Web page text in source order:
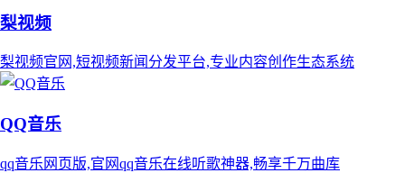
梨视频
梨视频官网,短视频新闻分发平台,专业内容创作生态系统
QQ音乐
qq音乐网页版,官网qq音乐在线听歌神器,畅享千万曲库